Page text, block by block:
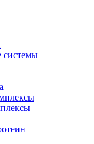
системы